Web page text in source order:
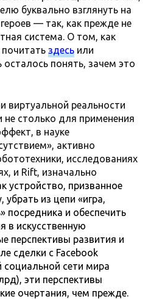
буквально взглянуть на
— так, как прежде не
система. О том, как
здесь или
осталось понять, зачем это
виртуальной реальности
не столько для применения
в науке
активно
исследованиях
и Rift, изначально
устройство, призванное
из цепи «игра,
посредника и обеспечить
в искусственную
перспективы развития и
сделки с Facebook
социальной сети мира
эти перспективы
очертания, чем прежде.